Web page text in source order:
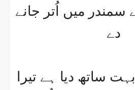
سمندر میں اُتر جانے
دے
ساتھ دیا ہے تیرا